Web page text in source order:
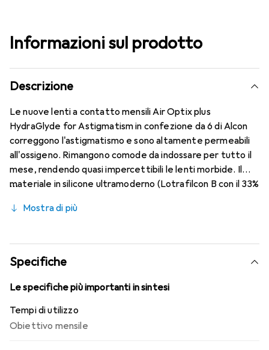
Informazioni sul prodotto
Descrizione
Le nuove lenti a contatto mensili Air Optix plus
HydraGlyde for Astigmatism in confezione da 6 di Alcon
correggono l'astigmatismo e sono altamente permeabili
all'ossigeno. Rimangono comode da indossare per tutto il
mese, rendendo quasi impercettibili le lenti morbide. Il
materiale in silicone ultramoderno (Lotrafilcon B con il 33%
tecnologia HydraGlyde Moisture Matrix e la conosciuta
caratteristiche di indossabilità che conosci. Comfort e
assenza di fastidi per un'intera giornata di utilizzo delle
lenti mensili.
Mostra di più
Specifiche
Le specifiche più importanti in sintesi
Tempi di utilizzo
Obiettivo mensile